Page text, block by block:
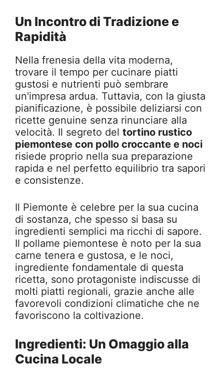
Un Incontro di Tradizione e
Rapidità
Nella frenesia della vita moderna,
trovare il tempo per cucinare piatti
gustosi e nutrienti può sembrare
un'impresa ardua. Tuttavia, con la giusta
pianificazione, è possibile deliziarsi con
ricette genuine senza rinunciare alla
velocità. Il segreto del tortino rustico
piemontese con pollo croccante e noci
risiede proprio nella sua preparazione
rapida e nel perfetto equilibrio tra sapori
e consistenze.
Il Piemonte è celebre per la sua cucina
di sostanza, che spesso si basa su
ingredienti semplici ma ricchi di sapore.
Il pollame piemontese è noto per la sua
carne tenera e gustosa, e le noci,
ingrediente fondamentale di questa
ricetta, sono protagoniste indiscusse di
molti piatti regionali, grazie anche alle
favorevoli condizioni climatiche che ne
favoriscono la coltivazione.
Ingredienti: Un Omaggio alla
Cucina Locale